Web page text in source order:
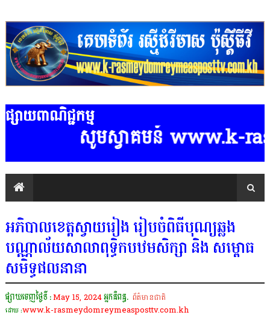
ផ្សាយពាណិជ្ជកម្ម
សូមស្វាគមន៍ www.k-
អភិបាលខេត្តស្វាយរៀង រៀបចំពិធីបុណ្យឆ្លង
បណ្ណាល័យសាលាពុទ្ធិកបឋមសិក្សា និង សម្ពោធ
សមិទ្ធផលនានា
ផ្សាយចេញថ្ងៃទី :May 15, 2024អ្នកនិពន្ធ. ព័ត៌មានជាតិ
ដោយ :www.k-rasmeydomreymeasposttv.com.kh